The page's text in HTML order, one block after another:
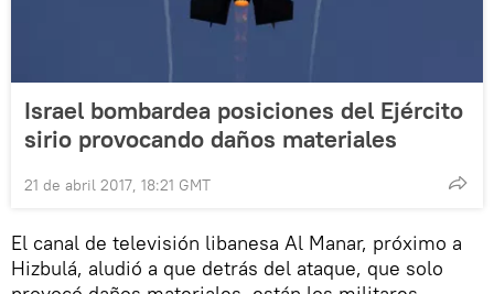
Israel bombardea posiciones del Ejército
sirio provocando daños materiales
21 de abril 2017, 18:21 GMT
El canal de televisión libanesa Al Manar, próximo a
Hizbulá, aludió a que detrás del ataque, que solo